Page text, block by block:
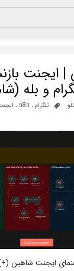
ایجنت
و بله
تلگرام ، n8n ،